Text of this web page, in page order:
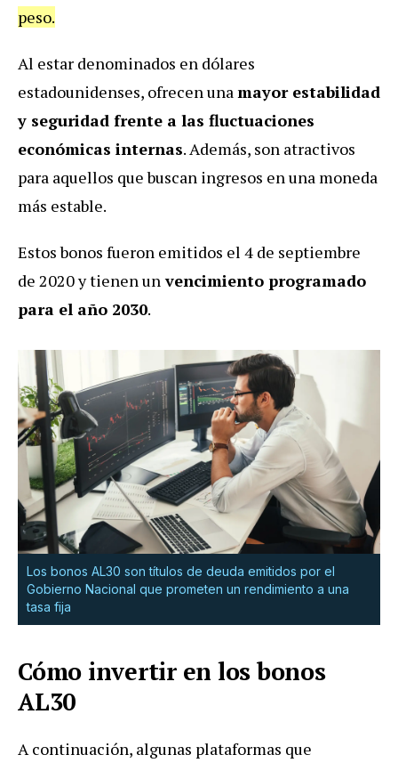
peso.
Al estar denominados en dólares
estadounidenses, ofrecen unamayor estabilidad
y seguridad frente a las fluctuaciones
económicas internas. Además, son atractivos
para aquellos que buscan ingresos en una moneda
más estable.
Estos bonos fueron emitidos el 4 de septiembre
de 2020 y tienen unvencimiento programado
para el año 2030.
Los bonos AL30 son títulos de deuda emitidos por el
Gobierno Nacional que prometen un rendimiento a una
tasa fija
Cómo invertir en los bonos
AL30
A continuación, algunas plataformas que